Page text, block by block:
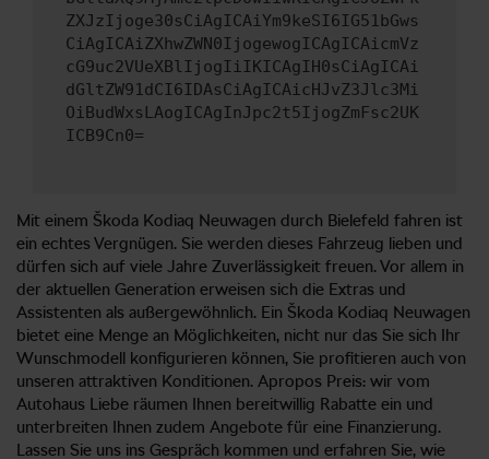
ZXJzIjoge30sCiAgICAiYm9keSI6IG51bGws
CiAgICAiZXhwZWN0IjogewogICAgICAicmVz
cG9uc2VUeXBlIjogIiIKICAgIH0sCiAgICAi
dGltZW91dCI6IDAsCiAgICAicHJvZ3Jlc3Mi
OiBudWxsLAogICAgInJpc2t5IjogZmFsc2UK
ICB9Cn0=
Mit einem Škoda Kodiaq Neuwagen durch Bielefeld fahren ist
ein echtes Vergnügen. Sie werden dieses Fahrzeug lieben und
dürfen sich auf viele Jahre Zuverlässigkeit freuen. Vor allem in
der aktuellen Generation erweisen sich die Extras und
Assistenten als außergewöhnlich. Ein Škoda Kodiaq Neuwagen
bietet eine Menge an Möglichkeiten, nicht nur das Sie sich Ihr
Wunschmodell konfigurieren können, Sie profitieren auch von
unseren attraktiven Konditionen. Apropos Preis: wir vom
Autohaus Liebe räumen Ihnen bereitwillig Rabatte ein und
unterbreiten Ihnen zudem Angebote für eine Finanzierung.
Lassen Sie uns ins Gespräch kommen und erfahren Sie, wie